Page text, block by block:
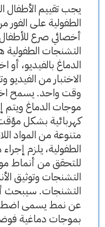
يجب تقييم الأطفال
الطفولية على
أخصائي صرع
التشنجات
وقت واحد. يسمح
موجات الدماغ
كهربائية بشكل
متنوعة من المواد
الطفولية، يلزم
للتحقق من أنماط
التشنجات وتوثيق
التشنجات. سيبحث
عن نمط يسمى
بموجات دماغية